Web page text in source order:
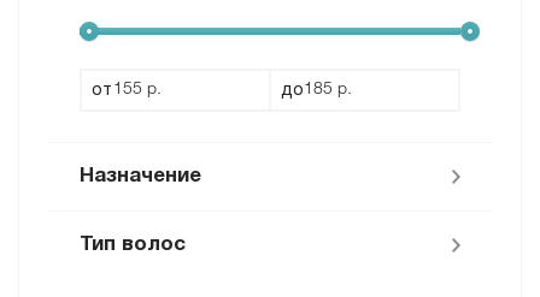
от до
Назначение
Осветление (
Тип волос